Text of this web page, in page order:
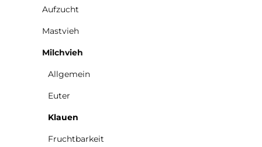
Aufzucht
Mastvieh
Milchvieh
Allgemein
Euter
Klauen
Fruchtbarkeit